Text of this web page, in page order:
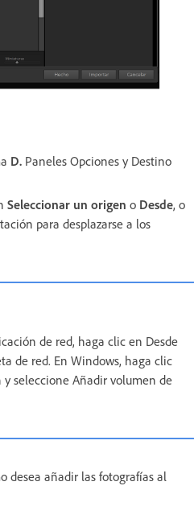
D. Paneles Opciones y Destino
Seleccionar un origen o Desde, o
para desplazarse a los
de red, haga clic en Desde
de red. En Windows, haga clic
seleccione Añadir volumen de
desea añadir las fotografías al